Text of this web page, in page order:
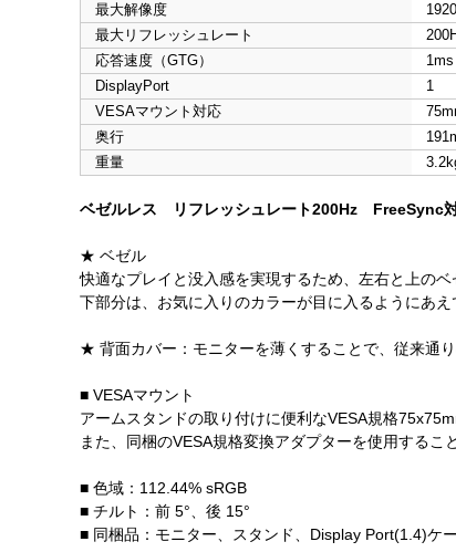
最大解像度
最大リフレッシュレート
応答速度（GTG）
1ms
DisplayPort
1
VESAマウント対応
奥行
重量
ベゼルレス リフレッシュレート200Hz FreeSync
★ ベゼル
快適なプレイと没入感を実現するため、左右と上のベ
下部分は、お気に入りのカラーが目に入るようにあ
★ 背面カバー：モニターを薄くすることで、従来通
■ VESAマウント
アームスタンドの取り付けに便利なVESA規格
また、同梱のVESA規格変換アダプターを使用するこ
■ 色域：112.44% sRGB
■ チルト：前 5°、後 15°
■ 同梱品：モニター、スタンド、Display Port(1.4)ケ